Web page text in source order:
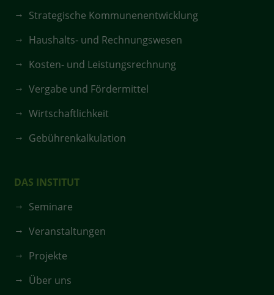
Strategische Kommunenentwicklung
Haushalts- und Rechnungswesen
Kosten- und Leistungsrechnung
Vergabe und Fördermittel
Wirtschaftlichkeit
Gebührenkalkulation
DAS INSTITUT
Seminare
Veranstaltungen
Projekte
Über uns